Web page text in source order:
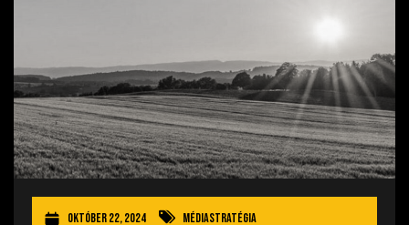
október 22, 2024 Médiastratégia